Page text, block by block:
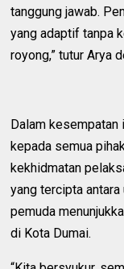
tanggung jawab.
yang adaptif tanpa
royong,” tutur Arya
Dalam kesempatan
kepada semua
kekhidmatan
yang tercipta
pemuda
di Kota Dumai.